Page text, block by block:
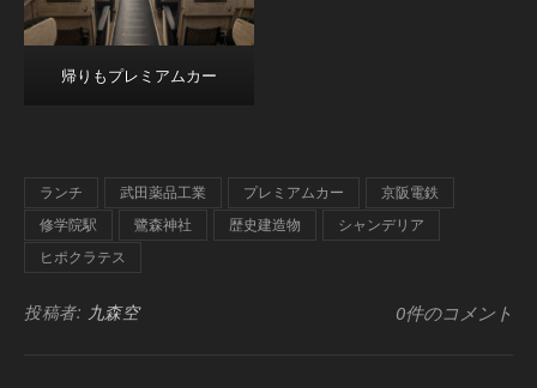
帰りもプレミアムカー
ランチ 武田薬品工業 プレミアムカー
京阪電鉄
修学院駅
鷺森神社 歴史建造物
シャンデリア
ヒポクラテス
投稿者: 九森空 0件のコメント